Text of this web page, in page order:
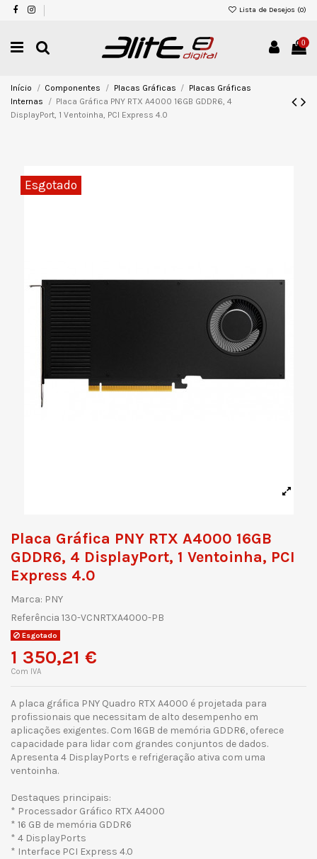
Lista de Desejos (0)
0
Início Componentes Placas Gráficas
Placas Gráficas
Internas
Placa Gráfica PNY RTX A4000 16GB GDDR6, 4
DisplayPort, 1 Ventoinha, PCI Express 4.0
Esgotado
Placa Gráfica PNY RTX A4000 16GB
GDDR6, 4 DisplayPort, 1 Ventoinha, PCI
Express 4.0
Marca: PNY
Referência 130-VCNRTXA4000-PB
Esgotado
1 350,21 €
Com IVA
A placa gráfica PNY Quadro RTX A4000 é projetada para
profissionais que necessitam de alto desempenho em
aplicações exigentes. Com 16GB de memória GDDR6, oferece
capacidade para lidar com grandes conjuntos de dados.
Apresenta 4 DisplayPorts e refrigeração ativa com uma
ventoinha.
Destaques principais:
* Processador Gráfico RTX A4000
* 16 GB de memória GDDR6
* 4 DisplayPorts
* Interface PCI Express 4.0